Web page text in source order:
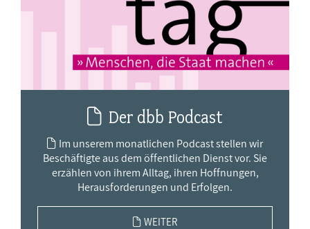
Der dbb Podcast
Im unserem monatlichen Podcast stellen wir
Beschäftigte aus dem öffentlichen Dienst vor. Sie
erzählen von ihrem Alltag, ihren Hoffnungen,
Herausforderungen und Erfolgen.
WEITER